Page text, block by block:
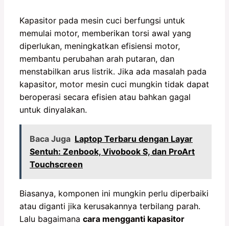
Kapasitor pada mesin cuci berfungsi untuk
memulai motor, memberikan torsi awal yang
diperlukan, meningkatkan efisiensi motor,
membantu perubahan arah putaran, dan
menstabilkan arus listrik. Jika ada masalah pada
kapasitor, motor mesin cuci mungkin tidak dapat
beroperasi secara efisien atau bahkan gagal
untuk dinyalakan.
Baca Juga Laptop Terbaru dengan Layar
Sentuh: Zenbook, Vivobook S, dan ProArt
Touchscreen
Biasanya, komponen ini mungkin perlu diperbaiki
atau diganti jika kerusakannya terbilang parah.
Lalu bagaimana cara mengganti kapasitor